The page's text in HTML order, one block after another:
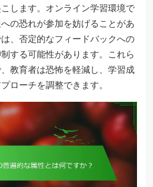
します。オンライン学習環境で
の恐れが参加を妨げることがあ
、否定的なフィードバックへの
する可能性があります。これら
教育者は恐怖を軽減し、学習成
ローチを調整できます。